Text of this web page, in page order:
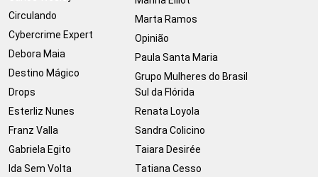
Circulando
Cybercrime Expert
Debora Maia
Destino Mágico
Drops
Esterliz Nunes
Franz Valla
Gabriela Egito
Ida Sem Volta
Marta Ramos
Opinião
Paula Santa Maria
Grupo Mulheres do Brasil
Sul da Flórida
Renata Loyola
Sandra Colicino
Taiara Desirée
Tatiana Cesso